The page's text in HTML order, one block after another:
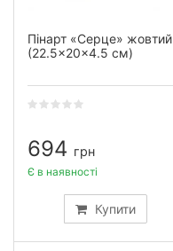
Пінарт «Серце» жовтий
(22.5×20×4.5 см)
694 грн
Купити
Є в наявності